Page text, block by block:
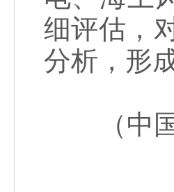
细评估，
分析，形
（中国